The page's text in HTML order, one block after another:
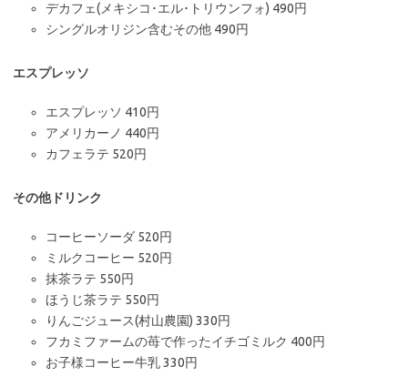
デカフェ(メキシコ･エル･トリウンフォ) 490円
シングルオリジン含むその他 490円
エスプレッソ
エスプレッソ 410円
アメリカーノ 440円
カフェラテ 520円
その他ドリンク
コーヒーソーダ 520円
ミルクコーヒー 520円
抹茶ラテ 550円
ほうじ茶ラテ 550円
りんごジュース(村山農園) 330円
フカミファームの苺で作ったイチゴミルク 400円
お子様コーヒー牛乳 330円